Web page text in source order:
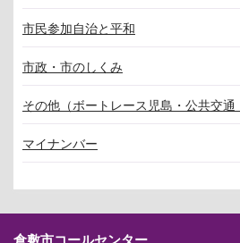
市民参加自治と平和
市政・市のしくみ
その他（ボートレース児島・公共交通
マイナンバー